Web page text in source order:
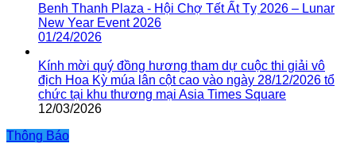
Benh Thanh Plaza - Hội Chợ Tết Ất Tỵ 2026 – Lunar
New Year Event 2026
01/24/2026
Kính mời quý đồng hương tham dự cuộc thi giải vô
địch Hoa Kỳ múa lân cột cao vào ngày 28/12/2026 tổ
chức tại khu thương mại Asia Times Square
12/03/2026
Thông Báo